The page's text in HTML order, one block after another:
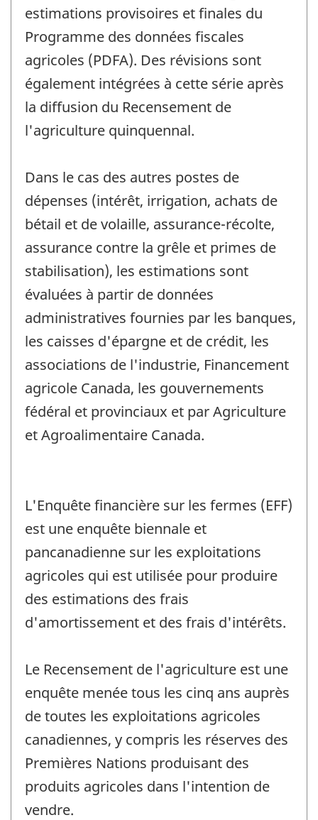
estimations provisoires et finales du
Programme des données fiscales
agricoles (PDFA). Des révisions sont
également intégrées à cette série après
la diffusion du Recensement de
l'agriculture quinquennal.
Dans le cas des autres postes de
dépenses (intérêt, irrigation, achats de
bétail et de volaille, assurance-récolte,
assurance contre la grêle et primes de
stabilisation), les estimations sont
évaluées à partir de données
administratives fournies par les banques,
les caisses d'épargne et de crédit, les
associations de l'industrie, Financement
agricole Canada, les gouvernements
fédéral et provinciaux et par Agriculture
et Agroalimentaire Canada.
L'Enquête financière sur les fermes (EFF)
est une enquête biennale et
pancanadienne sur les exploitations
agricoles qui est utilisée pour produire
des estimations des frais
d'amortissement et des frais d'intérêts.
Le Recensement de l'agriculture est une
enquête menée tous les cinq ans auprès
de toutes les exploitations agricoles
canadiennes, y compris les réserves des
Premières Nations produisant des
produits agricoles dans l'intention de
vendre.